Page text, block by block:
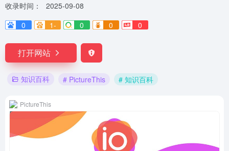
收录时间：
2025-09-08
0
1- 0 0 0
打开网站
知识百科 # PictureThis # 知识百科
PictureThis